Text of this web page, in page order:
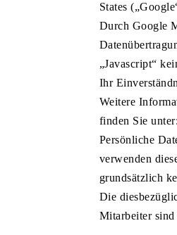
States
Durch Google
„Javascript“
Ihr
Weitere
finden Sie unter:
Persönliche
verwenden
grundsätzlich
Die
Mitarbeiter